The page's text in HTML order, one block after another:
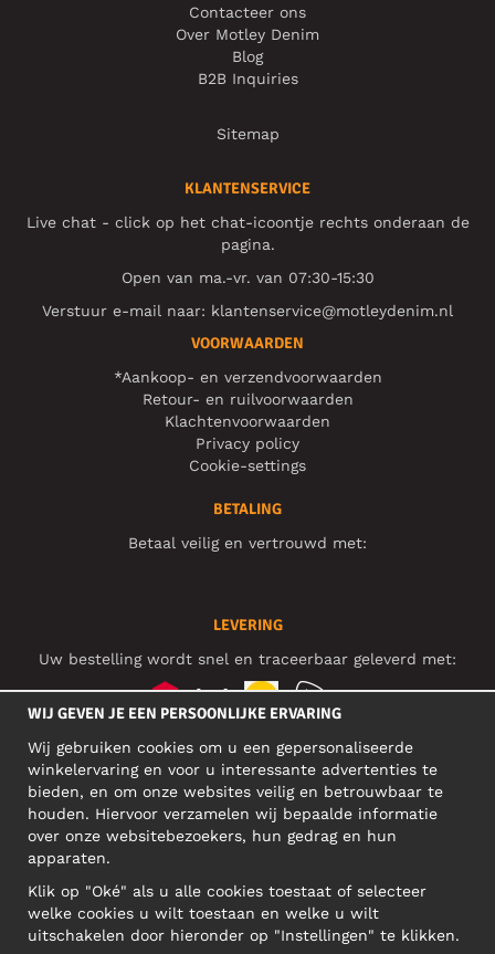
Contacteer ons
Over Motley Denim
Blog
B2B Inquiries
Sitemap
KLANTENSERVICE
Live chat - click op het chat-icoontje rechts onderaan de
pagina.
Open van ma.-vr. van 07:30-15:30
Verstuur e-mail naar: klantenservice@motleydenim.nl
VOORWAARDEN
*Aankoop- en verzendvoorwaarden
Retour- en ruilvoorwaarden
Klachtenvoorwaarden
Privacy policy
Cookie-settings
BETALING
Betaal veilig en vertrouwd met:
LEVERING
Uw bestelling wordt snel en traceerbaar geleverd met:
SOCIAL MEDIA
BEDRIJFSADRES
Narva mnt 5, EE-10117 Tallinn
Reg: 12356245
WIJ GEVEN JE EEN PERSOONLIJKE ERVARING
Wij gebruiken cookies om u een gepersonaliseerde
winkelervaring en voor u interessante advertenties te
bieden, en om onze websites veilig en betrouwbaar te
houden. Hiervoor verzamelen wij bepaalde informatie
over onze websitebezoekers, hun gedrag en hun
apparaten.
Klik op "Oké" als u alle cookies toestaat of selecteer
welke cookies u wilt toestaan en welke u wilt
uitschakelen door hieronder op "Instellingen" te klikken.